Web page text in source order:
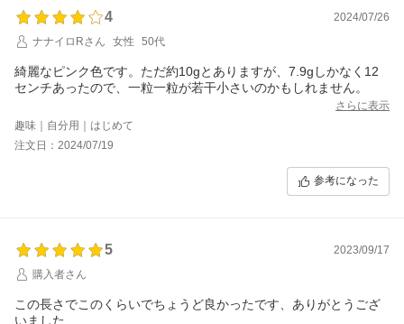
4
2024/07/26
ナナイロRさん
女性 50代
綺麗なピンク色です。ただ約10gとありますが、7.9gしかなく12
センチあったので、一粒一粒が若干小さいのかもしれません。
さらに表示
趣味｜自分用｜はじめて
注文日：2024/07/19
参考になった
5
2023/09/17
購入者さん
この長さでこのくらいでちょうど良かったです、ありがとうござ
いました